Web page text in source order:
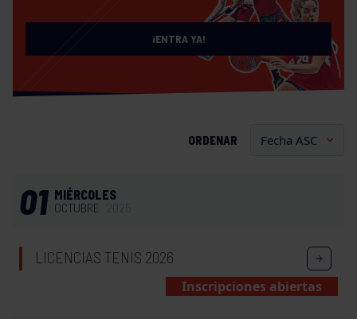
¡ENTRA YA!
ORDENAR
01 MIÉRCOLES
OCTUBRE
LICENCIAS TENIS 2026
Inscripciones abiertas